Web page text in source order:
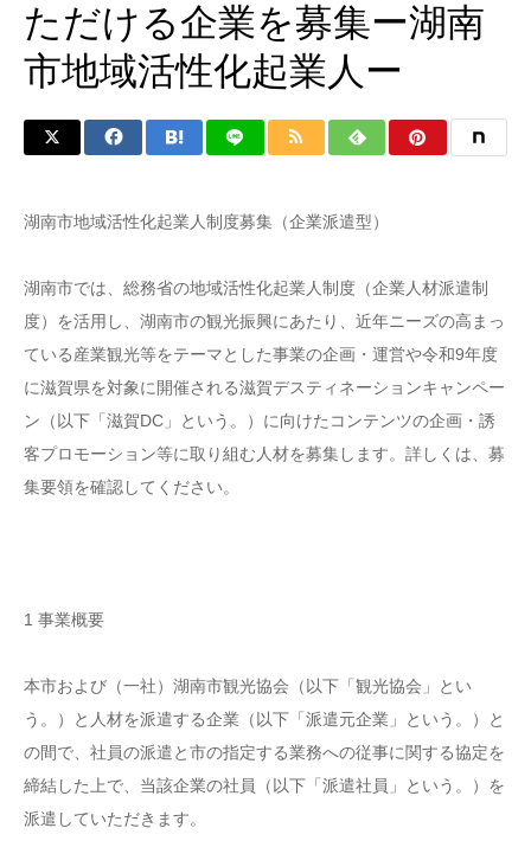
ただける企業を募集ー湖南
市地域活性化起業人ー
湖南市地域活性化起業人制度募集（企業派遣型）
湖南市では、総務省の地域活性化起業人制度（企業人材派遣制
度）を活用し、湖南市の観光振興にあたり、近年ニーズの高まっ
ている産業観光等をテーマとした事業の企画・運営や令和9年度
に滋賀県を対象に開催される滋賀デスティネーションキャンペー
ン（以下「滋賀DC」という。）に向けたコンテンツの企画・誘
客プロモーション等に取り組む人材を募集します。詳しくは、募
集要領を確認してください。
1 事業概要
本市および（一社）湖南市観光協会（以下「観光協会」とい
う。）と人材を派遣する企業（以下「派遣元企業」という。）と
の間で、社員の派遣と市の指定する業務への従事に関する協定を
締結した上で、当該企業の社員（以下「派遣社員」という。）を
派遣していただきます。